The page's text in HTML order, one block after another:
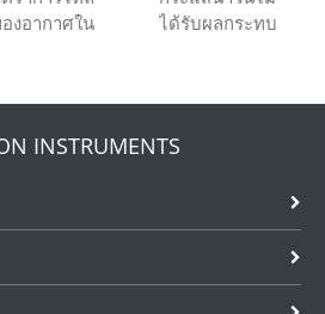
งอากาศใน
ล่งพลังงาน
ษณะด้าน
อง และมีการ
ายในด้านเคมี
ได้รับผลกระทบ
สามารถวัด
แบบ (อัตราการ
ปริมาตร ความ
มีประโยชน์ใน
INSTRUMENTS